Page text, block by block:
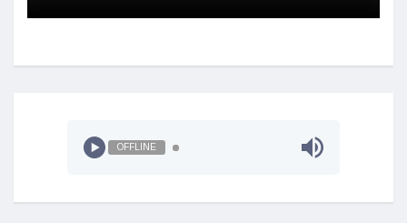
OFFLINE